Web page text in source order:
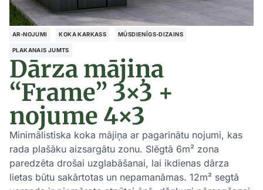
AR-NOJUMI KOKA KARKASS MŪSDIENĪGS-DIZAINS
PLAKANAIS JUMTS
Dārza mājiņa
“Frame” 3×3 +
nojume 4×3
Minimālistiska koka mājiņa ar pagarinātu nojumi, kas
rada plašāku aizsargātu zonu. Slēgtā 6m² zona
paredzēta drošai uzglabāšanai, lai ikdienas dārza
lietas būtu sakārtotas un nepamanāmas. 12m² segtā